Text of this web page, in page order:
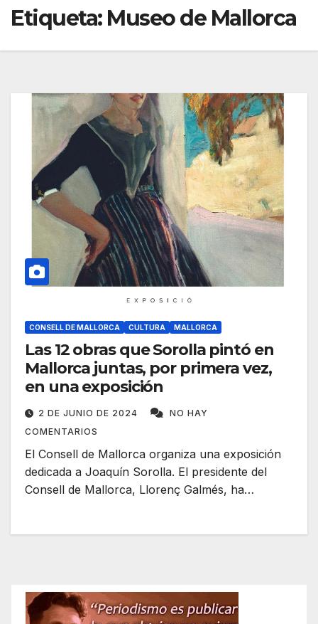
Etiqueta: Museo de Mallorca
CONSELL DE MALLORCA CULTURA MALLORCA
Las 12 obras que Sorolla pintó en
Mallorca juntas, por primera vez,
en una exposición
2 DE JUNIO DE 2024
NO HAY
COMENTARIOS
El Consell de Mallorca organiza una exposición
dedicada a Joaquín Sorolla. El presidente del
Consell de Mallorca, Llorenç Galmés, ha…